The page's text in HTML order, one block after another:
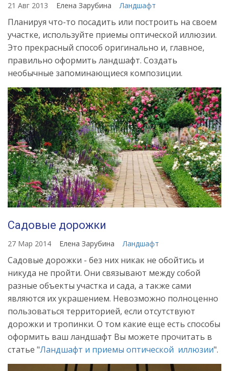
21 Авг 2013 Елена Зарубина Ландшафт
Планируя что-то посадить или построить на своем
участке, используйте приемы оптической иллюзии.
Это прекрасный способ оригинально и, главное,
правильно оформить ландшафт. Создать
необычные запоминающиеся композиции.
Садовые дорожки
27 Мар 2014 Елена Зарубина Ландшафт
Садовые дорожки - без них никак не обойтись и
никуда не пройти. Они связывают между собой
разные объекты участка и сада, а также сами
являются их украшением. Невозможно полноценно
пользоваться территорией, если отсутствуют
дорожки и тропинки. О том какие еще есть способы
оформить ваш ландшафт Вы можете прочитать в
статье "Ландшафт и приемы оптической иллюзии".